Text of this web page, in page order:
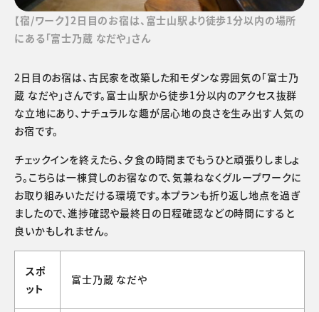
【宿/ワーク】2日目のお宿は、富士山駅より徒歩1分以内の場所
にある「富士乃蔵 なだや」さん
2日目のお宿は、古民家を改築した和モダンな雰囲気の「富士乃
蔵 なだや」さんです。富士山駅から徒歩1分以内のアクセス抜群
な立地にあり、ナチュラルな趣が居心地の良さを生み出す人気の
お宿です。
チェックインを終えたら、夕食の時間までもうひと頑張りしましょ
う。こちらは一棟貸しのお宿なので、気兼ねなくグループワークに
お取り組みいただける環境です。本プランも折り返し地点を過ぎ
ましたので、進捗確認や最終日の日程確認などの時間にすると
良いかもしれません。
スポ
ット
富士乃蔵 なだや